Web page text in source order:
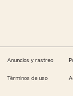
Anuncios y rastreo
Términos de uso